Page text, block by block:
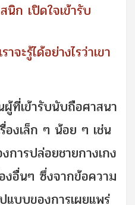
นิก เปิดใจเข้ารับ
จะรู้ได้อย่างไรว่าเขา
ที่เข้ารับนับถือศาสนา
งเล็ก ๆ น้อย ๆ เช่น
งการปล่อยชายกางเกง
งอื่นๆ ซึ่งจากข้อความ
บบของการเผยแพร่